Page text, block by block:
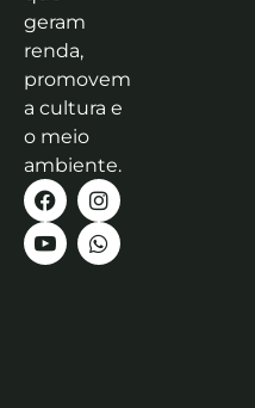
geram
renda,
promovem
a cultura e
o meio
ambiente.